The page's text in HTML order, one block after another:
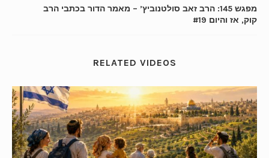
מפגש 145: הרב זאב סולטנוביץ’ – מאמר הדור בכתבי הרב
קוק, אז והיום #19
RELATED VIDEOS